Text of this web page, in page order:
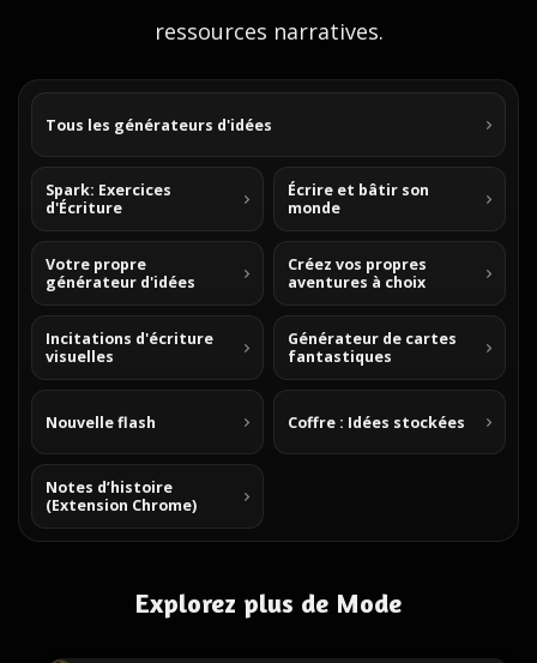
ressources narratives.
Tous les générateurs d'idées
Spark: Exercices
d'Écriture
Écrire et bâtir son
monde
Votre propre
générateur d'idées
Créez vos propres
aventures à choix
Incitations d'écriture
visuelles
Générateur de cartes
fantastiques
Nouvelle flash Coffre : Idées stockées
Notes d’histoire
(Extension Chrome)
Explorez plus de Mode